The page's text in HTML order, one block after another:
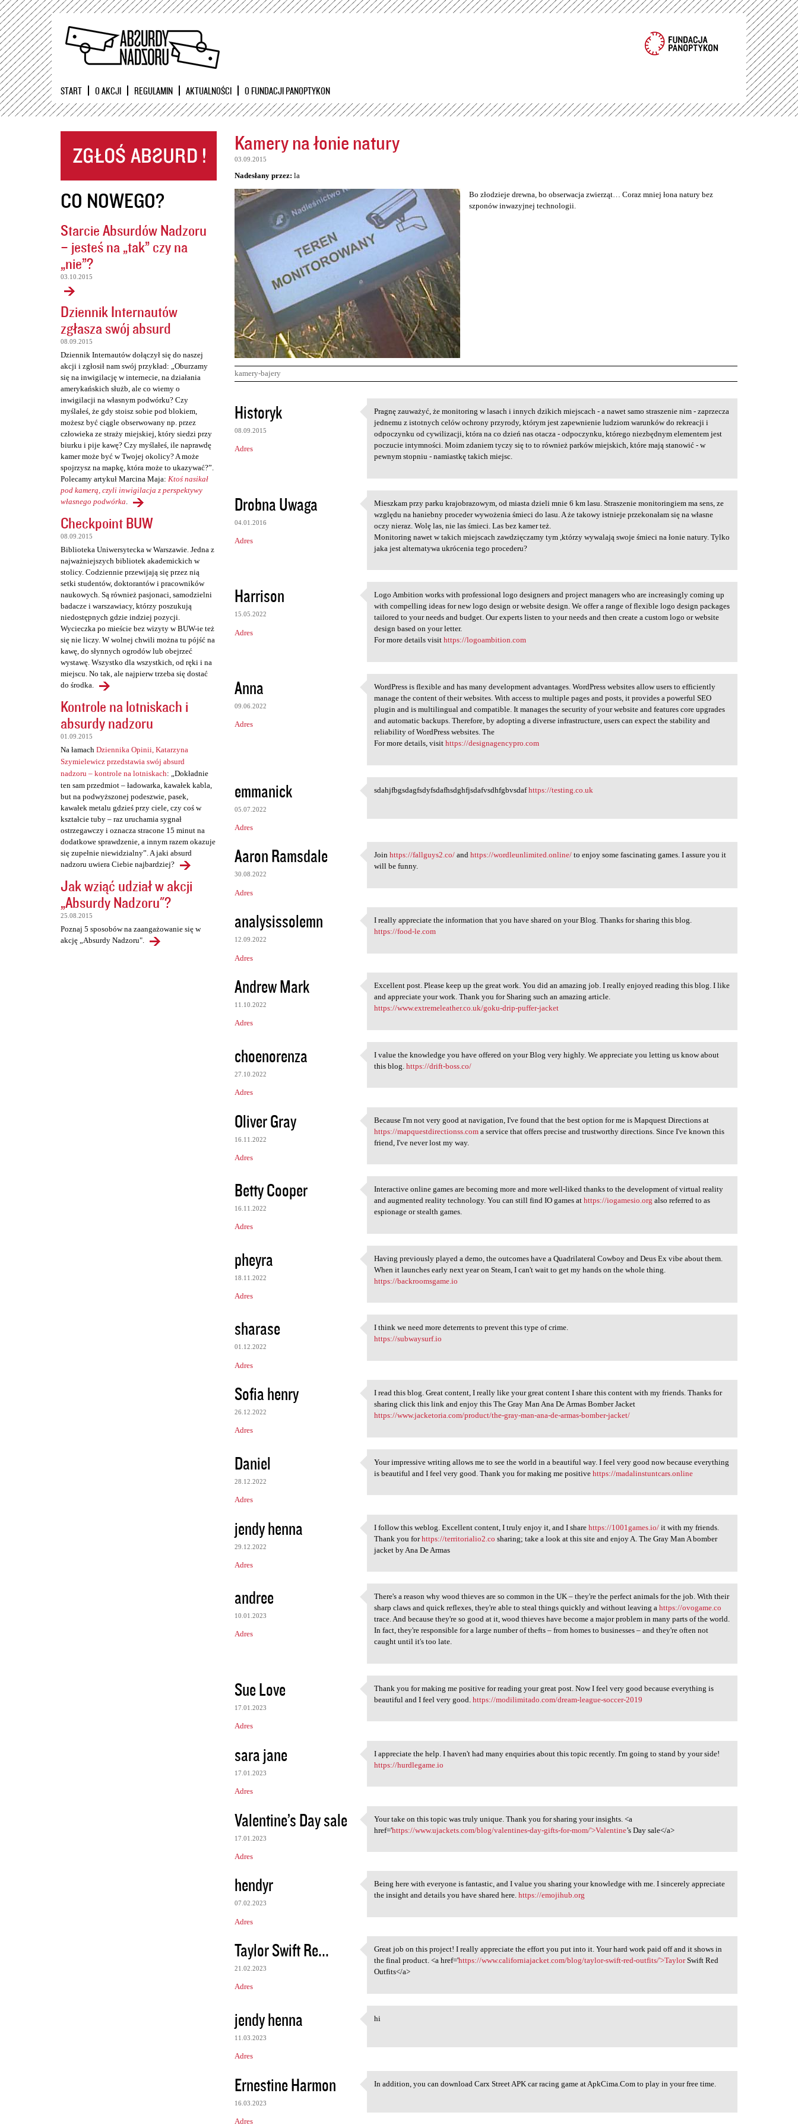
Przejdź
START O AKCJI REGULAMIN AKTUALNOŚCI O FUNDACJI PANOPTYKON
CO NOWEGO?
Starcie Absurdów Nadzoru
– jesteś na „tak” czy na
„nie”?
03.10.2015
Dziennik Internautów
zgłasza swój absurd
08.09.2015
Dziennik Internautów dołączył się do naszej
akcji i zgłosił nam swój przykład: „Oburzamy
się na inwigilację w internecie, na działania
amerykańskich służb, ale co wiemy o
inwigilacji na własnym podwórku? Czy
myślałeś, że gdy stoisz sobie pod blokiem,
możesz być ciągle obserwowany np. przez
człowieka ze straży miejskiej, który siedzi przy
biurku i pije kawę? Czy myślałeś, ile naprawdę
kamer może być w Twojej okolicy? A może
spojrzysz na mapkę, która może to ukazywać?”.
Polecamy artykuł Marcina Maja: Ktoś nasikał
pod kamerą, czyli inwigilacja z perspektywy
własnego podwórka.
Checkpoint BUW
08.09.2015
Biblioteka Uniwersytecka w Warszawie. Jedna z
najważniejszych bibliotek akademickich w
stolicy. Codziennie przewijają się przez nią
setki studentów, doktorantów i pracowników
naukowych. Są również pasjonaci, samodzielni
badacze i warszawiacy, którzy poszukują
niedostępnych gdzie indziej pozycji.
Wycieczka po mieście bez wizyty w BUW-ie też
się nie liczy. W wolnej chwili można tu pójść na
kawę, do słynnych ogrodów lub obejrzeć
wystawę. Wszystko dla wszystkich, od ręki i na
miejscu. No tak, ale najpierw trzeba się dostać
do środka.
Kontrole na lotniskach i
absurdy nadzoru
01.09.2015
Na łamach Dziennika Opinii, Katarzyna
Szymielewicz przedstawia swój absurd
nadzoru – kontrole na lotniskach: „Dokładnie
ten sam przedmiot – ładowarka, kawałek kabla,
but na podwyższonej podeszwie, pasek,
kawałek metalu gdzieś przy ciele, czy coś w
kształcie tuby – raz uruchamia sygnał
ostrzegawczy i oznacza stracone 15 minut na
dodatkowe sprawdzenie, a innym razem okazuje
się zupełnie niewidzialny”. A jaki absurd
nadzoru uwiera Ciebie najbardziej?
Jak wziąć udział w akcji
„Absurdy Nadzoru"?
25.08.2015
Poznaj 5 sposobów na zaangażowanie się w
akcję „Absurdy Nadzoru".
Kamery na łonie natury
03.09.2015
Nadesłany przez: la
Bo złodzieje drewna, bo obserwacja zwierząt… Coraz mniej łona natury bez
szponów inwazyjnej technologii.
kamery-bajery
K
o
m
e
a
r
z
Historyk
08.09.2015
Adres
Pragnę zauważyć, że
Pragnę zauważyć, że monitoring w lasach i innych dzikich miejscach - a nawet samo straszenie nim - zaprzecza
jednemu z istotnych celów ochrony przyrody, którym jest zapewnienie ludziom warunków do rekreacji i
odpoczynku od cywilizacji, która na co dzień nas otacza - odpoczynku, którego niezbędnym elementem jest
poczucie intymności. Moim zdaniem tyczy się to to również parków miejskich, które mają stanowić - w
pewnym stopniu - namiastkę takich miejsc.
Drobna Uwaga
04.01.2016
Adres
Mieszkam przy parku
Mieszkam przy parku krajobrazowym, od miasta dzieli mnie 6 km lasu. Straszenie monitoringiem ma sens, ze
względu na haniebny proceder wywożenia śmieci do lasu. A że takowy istnieje przekonałam się na własne
oczy nieraz. Wolę las, nie las śmieci. Las bez kamer też.
Monitoring nawet w takich miejscach zawdzięczamy tym ,którzy wywalają swoje śmieci na łonie natury. Tylko
jaka jest alternatywa ukrócenia tego procederu?
Harrison
15.05.2022
Adres
Logo Ambition works with
Logo Ambition works with professional logo designers and project managers who are increasingly coming up
with compelling ideas for new logo design or website design. We offer a range of flexible logo design packages
tailored to your needs and budget. Our experts listen to your needs and then create a custom logo or website
design based on your letter.
For more details visithttps://logoambition.com
Anna
09.06.2022
Adres
WordPress is flexible and has
WordPress is flexible and has many development advantages. WordPress websites allow users to efficiently
manage the content of their websites. With access to multiple pages and posts, it provides a powerful SEO
plugin and is multilingual and compatible. It manages the security of your website and features core upgrades
and automatic backups. Therefore, by adopting a diverse infrastructure, users can expect the stability and
reliability of WordPress websites. The
For more details, visithttps://designagencypro.com
emmanick
05.07.2022
Adres
sdahjfbgsdagfsdyfsdafhsdghfjs
sdahjfbgsdagfsdyfsdafhsdghfjsdafvsdhfgbvsdafhttps://testing.co.uk
Aaron Ramsdale
30.08.2022
Adres
Join https://fallguys2.co/
Joinhttps://fallguys2.co/ andhttps://wordleunlimited.online/ to enjoy some fascinating games. I assure you it
will be funny.
analysissolemn
12.09.2022
Adres
I really appreciate the
I really appreciate the information that you have shared on your Blog. Thanks for sharing this blog.
https://food-le.com
Andrew Mark
11.10.2022
Adres
Excellent post. Please keep
Excellent post. Please keep up the great work. You did an amazing job. I really enjoyed reading this blog. I like
and appreciate your work. Thank you for Sharing such an amazing article.
https://www.extremeleather.co.uk/goku-drip-puffer-jacket
choenorenza
27.10.2022
Adres
I value the knowledge you
I value the knowledge you have offered on your Blog very highly. We appreciate you letting us know about
this blog.https://drift-boss.co/
Oliver Gray
16.11.2022
Adres
Because I'm not very good at
Because I'm not very good at navigation, I've found that the best option for me is Mapquest Directions at
https://mapquestdirectionss.com a service that offers precise and trustworthy directions. Since I've known this
friend, I've never lost my way.
Betty Cooper
16.11.2022
Adres
Interactive online games are
Interactive online games are becoming more and more well-liked thanks to the development of virtual reality
and augmented reality technology. You can still find IO games athttps://iogamesio.org also referred to as
espionage or stealth games.
pheyra
18.11.2022
Adres
Having previously played a
Having previously played a demo, the outcomes have a Quadrilateral Cowboy and Deus Ex vibe about them.
When it launches early next year on Steam, I can't wait to get my hands on the whole thing.
https://backroomsgame.io
sharase
01.12.2022
Adres
I think we need more
I think we need more deterrents to prevent this type of crime.
https://subwaysurf.io
Sofia henry
26.12.2022
Adres
I read this blog. Great
I read this blog. Great content, I really like your great content I share this content with my friends. Thanks for
sharing click this link and enjoy this The Gray Man Ana De Armas Bomber Jacket
https://www.jacketoria.com/product/the-gray-man-ana-de-armas-bomber-jacket/
Daniel
28.12.2022
Adres
Your impressive writing
Your impressive writing allows me to see the world in a beautiful way. I feel very good now because everything
is beautiful and I feel very good. Thank you for making me positivehttps://madalinstuntcars.online
jendy henna
29.12.2022
Adres
I follow this weblog.
I follow this weblog. Excellent content, I truly enjoy it, and I sharehttps://1001games.io/ it with my friends.
Thank you forhttps://territorialio2.co sharing; take a look at this site and enjoy A. The Gray Man A bomber
jacket by Ana De Armas
andree
10.01.2023
Adres
There's a reason why wood
There's a reason why wood thieves are so common in the UK – they're the perfect animals for the job. With their
sharp claws and quick reflexes, they're able to steal things quickly and without leaving ahttps://ovogame.co
trace. And because they're so good at it, wood thieves have become a major problem in many parts of the world.
In fact, they're responsible for a large number of thefts – from homes to businesses – and they're often not
caught until it's too late.
Sue Love
17.01.2023
Adres
Thank you for making me
Thank you for making me positive for reading your great post. Now I feel very good because everything is
beautiful and I feel very good.https://modilimitado.com/dream-league-soccer-2019
sara jane
17.01.2023
Adres
I appreciate the help. I
I appreciate the help. I haven't had many enquiries about this topic recently. I'm going to stand by your side!
https://hurdlegame.io
Valentine’s Day sale
17.01.2023
Adres
Your take on this topic was
Your take on this topic was truly unique. Thank you for sharing your insights. <a
href='https://www.ujackets.com/blog/valentines-day-gifts-for-mom/'>Valentine’s Day sale</a>
hendyr
07.02.2023
Adres
Being here with everyone is
Being here with everyone is fantastic, and I value you sharing your knowledge with me. I sincerely appreciate
the insight and details you have shared here.https://emojihub.org
Taylor Swift Re...
21.02.2023
Adres
Great job on this project! I
Great job on this project! I really appreciate the effort you put into it. Your hard work paid off and it shows in
the final product. <a href='https://www.californiajacket.com/blog/taylor-swift-red-outfits/'>TaylorSwift Red
Outfits</a>
jendy henna
11.03.2023
Adres
hi
Ernestine Harmon
16.03.2023
Adres
In addition, you can download
In addition, you can download Carx Street APK car racing game at ApkCima.Com to play in your free time.